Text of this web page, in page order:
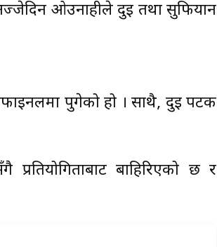
ओउनाहीले दुई तथा सुफियान
पुगेको हो । साथै, दुई पटक
बाहिरिएको छ र